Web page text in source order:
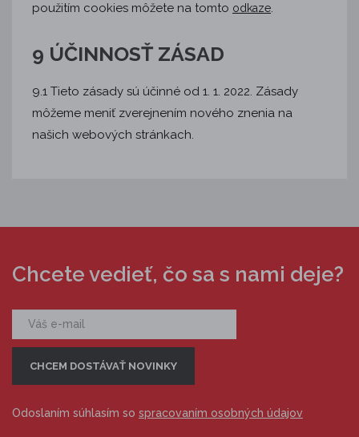
použitím cookies môžete na tomto odkaze.
9 ÚČINNOSŤ ZÁSAD
9.1 Tieto zásady sú účinné od 1. 1. 2022. Zásady
môžeme meniť zverejnením nového znenia na
našich webových stránkach.
Chcete vedieť, čo sa s nami deje?
Odoslaním súhlasím so spracovaním osobných údajov